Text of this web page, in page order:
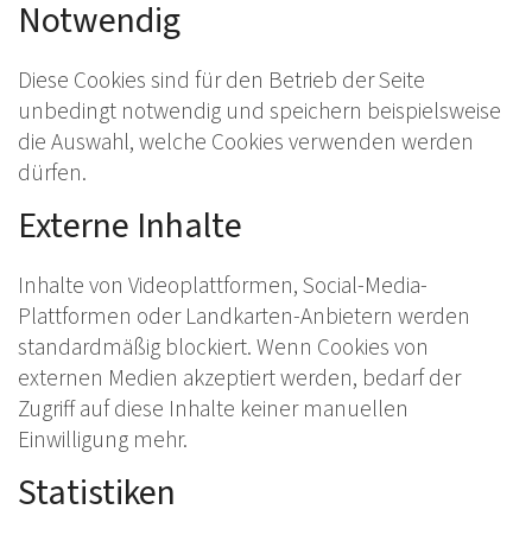
Notwendig
Diese Cookies sind für den Betrieb der Seite
unbedingt notwendig und speichern beispielsweise
die Auswahl, welche Cookies verwenden werden
dürfen.
Externe Inhalte
Inhalte von Videoplattformen, Social-Media-
Plattformen oder Landkarten-Anbietern werden
standardmäßig blockiert. Wenn Cookies von
externen Medien akzeptiert werden, bedarf der
Zugriff auf diese Inhalte keiner manuellen
Einwilligung mehr.
Statistiken